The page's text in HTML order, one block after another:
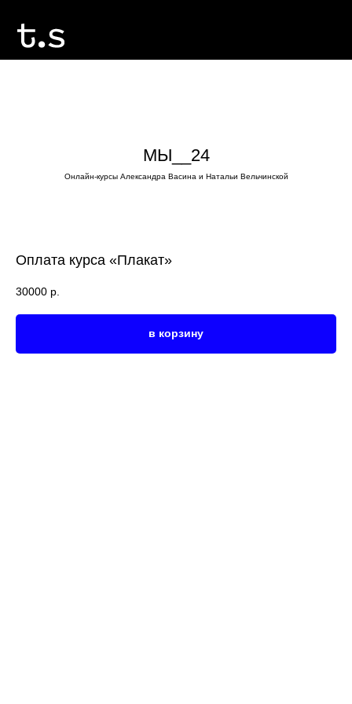
МЫ__24
Онлайн-курсы Александра Васина и Натальи Вельчинской
Оплата курса «Плакат»
30000 р.
в корзину